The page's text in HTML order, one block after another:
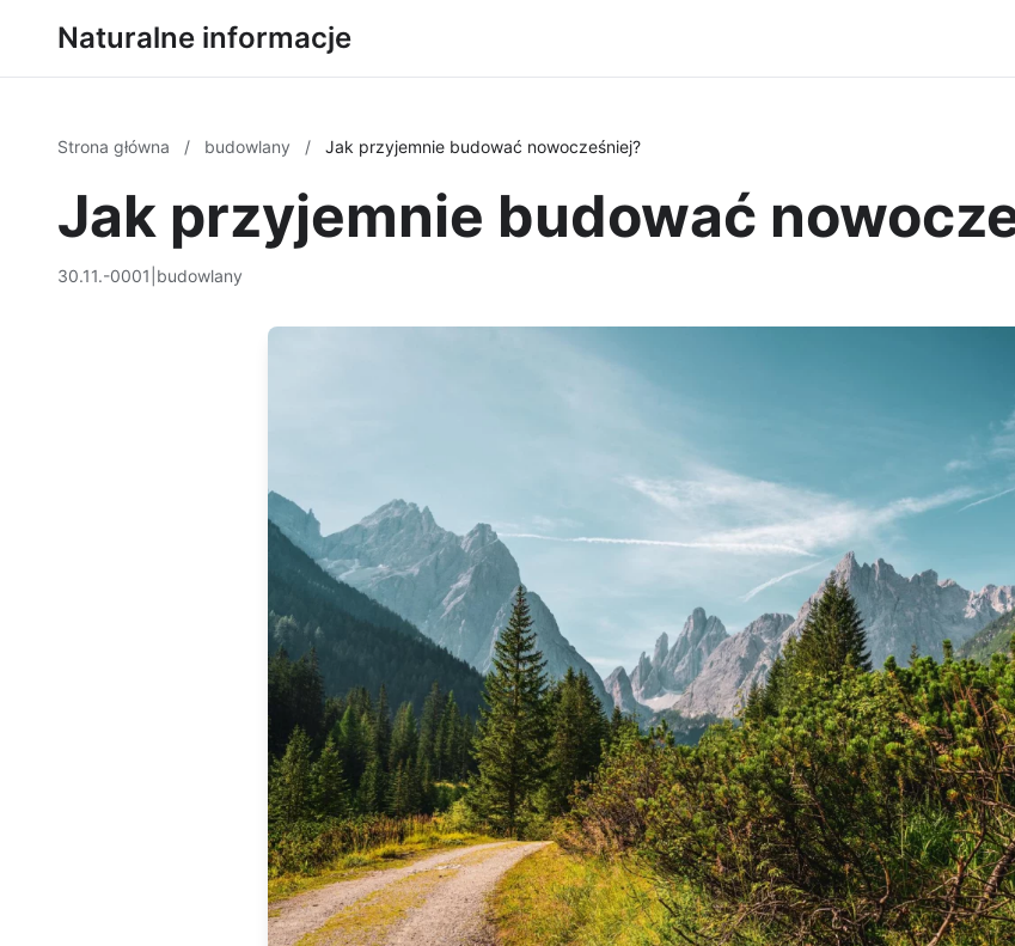
Naturalne informacje
Strona główna / budowlany / Jak przyjemnie budować nowocześniej?
Jak przyjemnie budować
30.11.-0001 budowlany